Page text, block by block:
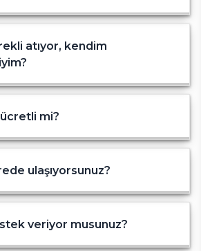
atıyor, kendim
mi?
ulaşıyorsunuz?
veriyor musunuz?